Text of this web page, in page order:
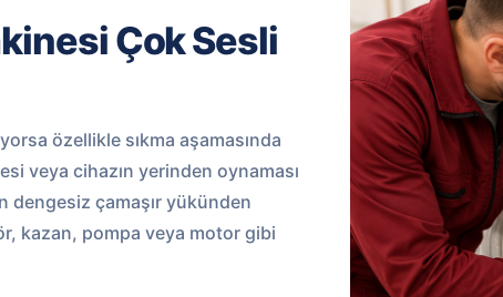
Çok Sesli
özellikle sıkma aşamasında
veya cihazın yerinden oynaması
dengesiz çamaşır yükünden
kazan, pompa veya motor gibi